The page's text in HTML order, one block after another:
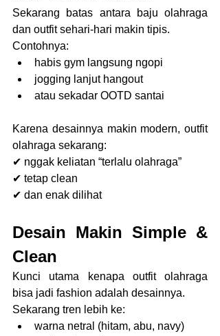
Sekarang batas antara baju olahraga
dan outfit sehari-hari makin tipis.
Contohnya:
habis gym langsung ngopi
jogging lanjut hangout
atau sekadar OOTD santai
Karena desainnya makin modern, outfit
olahraga sekarang:
✔ nggak keliatan “terlalu olahraga”
✔ tetap clean
✔ dan enak dilihat
Desain Makin Simple &
Clean
Kunci utama kenapa outfit olahraga
bisa jadi fashion adalah desainnya.
Sekarang tren lebih ke:
warna netral (hitam, abu, navy)